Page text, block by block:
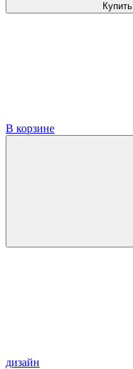
Купить
В корзине
дизайн